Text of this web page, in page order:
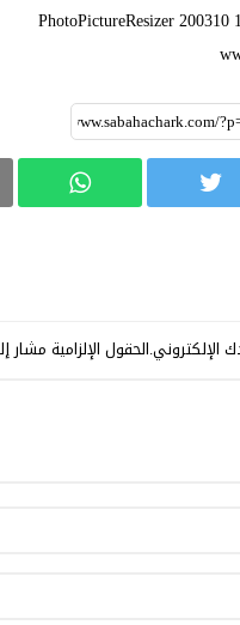
الإلكتروني.الحقول الإلزامية مشار